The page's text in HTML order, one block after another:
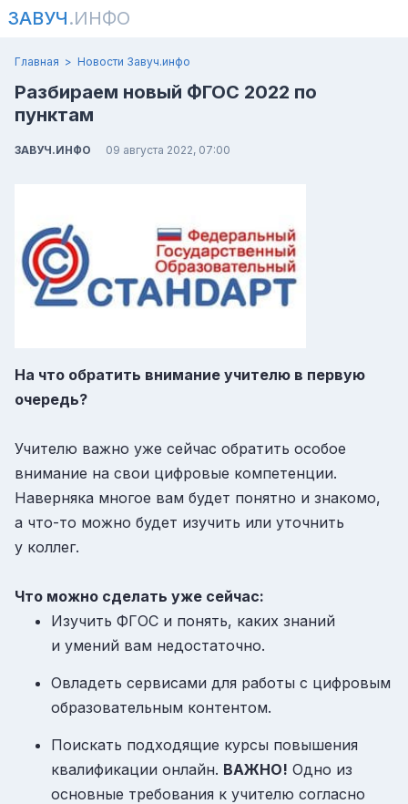
ЗАВУЧ.ИНФО
Главная Новости Завуч.инфо
Разбираем новый ФГОС 2022 по
пунктам
ЗАВУЧ.ИНФО 09 августа 2022, 07:00
На что обратить внимание учителю в первую
очередь?
Учителю важно уже сейчас обратить особое
внимание на свои цифровые компетенции.
Наверняка многое вам будет понятно и знакомо,
а что-то можно будет изучить или уточнить
у коллег.
Что можно сделать уже сейчас:
Изучить ФГОС и понять, каких знаний
и умений вам недостаточно.
Овладеть сервисами для работы с цифровым
образовательным контентом.
Поискать подходящие курсы повышения
квалификации онлайн. ВАЖНО! Одно из
основные требования к учителю согласно